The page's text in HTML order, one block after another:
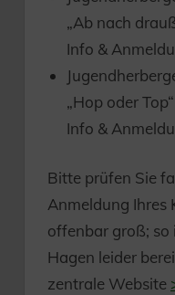
„Ab nach
Info &
„Hop oder Top“
Info &
Bitte prüfen Sie
Anmeldung Ihres
offenbar groß; so
Hagen leider
zentrale Website